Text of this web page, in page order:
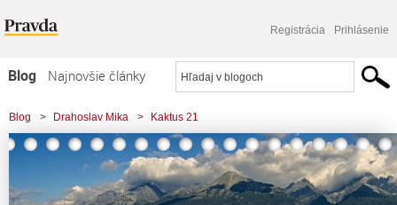
Registrácia Prihlásenie
Blog
Najnovšie články
Najčítanejšie články
Najkomentovanejšie články
Zoznam blogov
Blog > Drahoslav Mika > Kaktus 21